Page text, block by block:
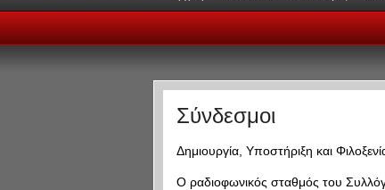
Σύνδεσμοι
Δημιουργία, Υποστήριξη και
Ο ραδιοφωνικός σταθμός του